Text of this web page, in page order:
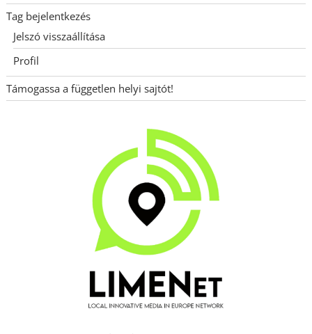
Tag bejelentkezés
Jelszó visszaállítása
Profil
Támogassa a független helyi sajtót!